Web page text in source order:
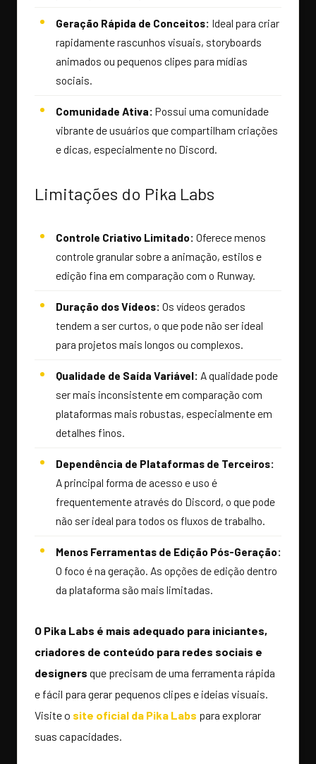
Geração Rápida de Conceitos: Ideal para criar
rapidamente rascunhos visuais, storyboards
animados ou pequenos clipes para mídias
sociais.
Comunidade Ativa: Possui uma comunidade
vibrante de usuários que compartilham criações
e dicas, especialmente no Discord.
Limitações do Pika Labs
Controle Criativo Limitado: Oferece menos
controle granular sobre a animação, estilos e
edição fina em comparação com o Runway.
Duração dos Vídeos: Os vídeos gerados
tendem a ser curtos, o que pode não ser ideal
para projetos mais longos ou complexos.
Qualidade de Saída Variável: A qualidade pode
ser mais inconsistente em comparação com
plataformas mais robustas, especialmente em
detalhes finos.
Dependência de Plataformas de Terceiros:
A principal forma de acesso e uso é
frequentemente através do Discord, o que pode
não ser ideal para todos os fluxos de trabalho.
Menos Ferramentas de Edição Pós-Geração:
O foco é na geração. As opções de edição dentro
da plataforma são mais limitadas.
O Pika Labs é mais adequado para iniciantes,
criadores de conteúdo para redes sociais e
designers que precisam de uma ferramenta rápida
e fácil para gerar pequenos clipes e ideias visuais.
Visite o site oficial da Pika Labs para explorar
suas capacidades.